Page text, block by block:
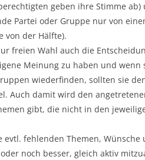
geben ihre Stimme
Partei oder Gruppe nur von
von der Hälfte).
freien Wahl auch die
Meinung zu haben und wenn
wiederfinden, sollten sie
Auch damit wird den
gibt, die nicht in den
fehlenden Themen,
noch besser, gleich aktiv